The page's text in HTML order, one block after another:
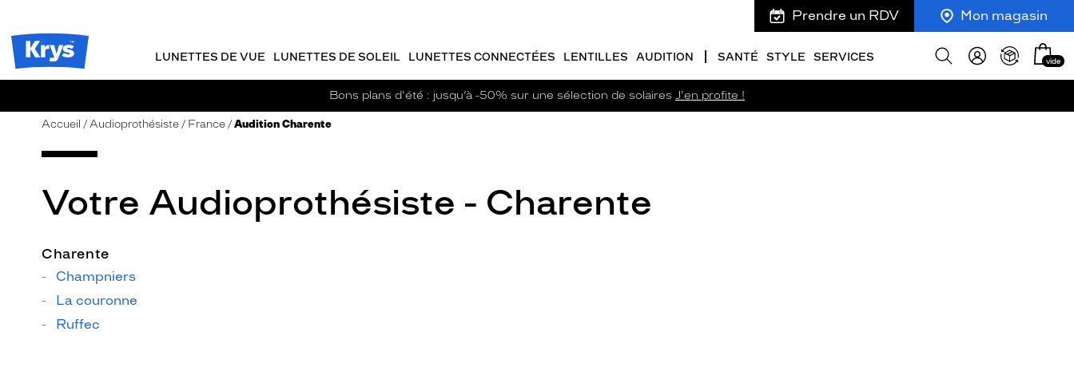
Opticien
Krys
Prendre un RDV Mon magasin
LUNETTES DE VUE LUNETTES DE SOLEIL LUNETTES CONNECTÉES LENTILLES AUDITION SANTÉ STYLE SERVICES
Afficher
Mon
panier
vide
Bons plans d'été : jusqu’à -50% sur une sélection de solaires J'en profite !
Accueil Audioprothésiste France Audition Charente
Votre Audioprothésiste - Charente
Charente
Champniers
La couronne
Ruffec